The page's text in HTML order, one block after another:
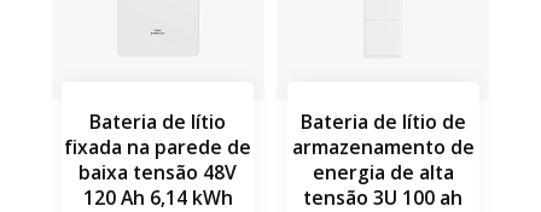
Bateria de lítio
fixada na parede de
baixa tensão 48V
120 Ah 6,14 kWh
Bateria de lítio de
armazenamento de
energia de alta
tensão 3U 100 ah